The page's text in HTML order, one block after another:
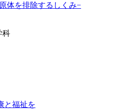
体を排除するしくみ−
科
と福祉を